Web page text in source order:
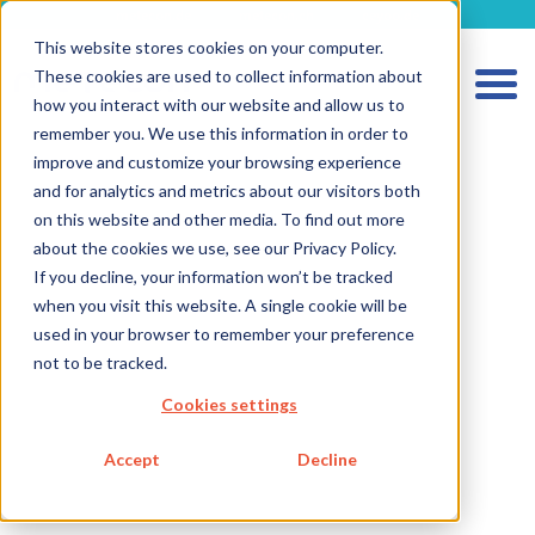
This website stores cookies on your computer.
These cookies are used to collect information about
how you interact with our website and allow us to
remember you. We use this information in order to
improve and customize your browsing experience
and for analytics and metrics about our visitors both
on this website and other media. To find out more
about the cookies we use, see our Privacy Policy.
If you decline, your information won’t be tracked
when you visit this website. A single cookie will be
used in your browser to remember your preference
not to be tracked.
Cookies settings
Accept Decline
HOME
SERVICES MEDICAL DEVICES
SERVICES IVD
BLOG